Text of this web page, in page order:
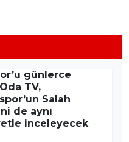
günlerce
TV,
Salah
de aynı
inceleyecek